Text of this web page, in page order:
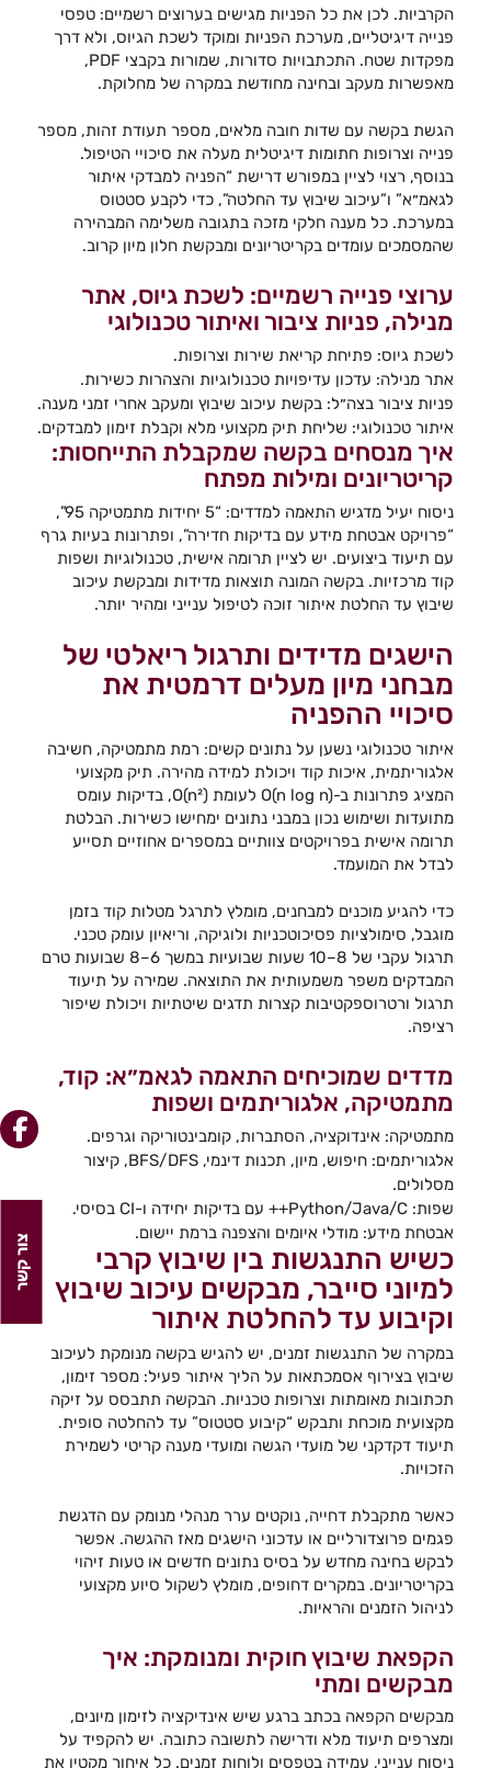
צור קשר
הקרביות. לכן את כל הפניות מגישים בערוצים רשמיים: טפסי
פנייה דיגיטליים, מערכת הפניות ומוקד לשכת הגיוס, ולא דרך
מפקדות שטח. התכתבויות סדורות, שמורות בקבצי PDF,
מאפשרות מעקב ובחינה מחודשת במקרה של מחלוקת.
הגשת בקשה עם שדות חובה מלאים, מספר תעודת זהות, מספר
פנייה וצרופות חתומות דיגיטלית מעלה את סיכויי הטיפול.
בנוסף, רצוי לציין במפורש דרישת “הפניה למבדקי איתור
לגאמ״א” ו”עיכוב שיבוץ עד החלטה”, כדי לקבע סטטוס
במערכת. כל מענה חלקי מזכה בתגובה משלימה המבהירה
שהמסמכים עומדים בקריטריונים ומבקשת חלון מיון קרוב.
ערוצי פנייה רשמיים: לשכת גיוס, אתר
מנילה, פניות ציבור ואיתור טכנולוגי
לשכת גיוס: פתיחת קריאת שירות וצרופות.
אתר מנילה: עדכון עדיפויות טכנולוגיות והצהרות כשירות.
פניות ציבור בצה״ל: בקשת עיכוב שיבוץ ומעקב אחרי זמני מענה.
איתור טכנולוגי: שליחת תיק מקצועי מלא וקבלת זימון למבדקים.
איך מנסחים בקשה שמקבלת התייחסות:
קריטריונים ומילות מפתח
ניסוח יעיל מדגיש התאמה למדדים: “5 יחידות מתמטיקה 95”,
“פרויקט אבטחת מידע עם בדיקות חדירה”, ופתרונות בעיות גרף
עם תיעוד ביצועים. יש לציין תרומה אישית, טכנולוגיות ושפות
קוד מרכזיות. בקשה המונה תוצאות מדידות ומבקשת עיכוב
שיבוץ עד החלטת איתור זוכה לטיפול ענייני ומהיר יותר.
הישגים מדידים ותרגול ריאלטי של
מבחני מיון מעלים דרמטית את
סיכויי ההפניה
איתור טכנולוגי נשען על נתונים קשים: רמת מתמטיקה, חשיבה
אלגוריתמית, איכות קוד ויכולת למידה מהירה. תיק מקצועי
המציג פתרונות ב-O(n log n) לעומת O(n²), בדיקות עומס
מתועדות ושימוש נכון במבני נתונים ימחישו כשירות. הבלטת
תרומה אישית בפרויקטים צוותיים במספרים אחוזיים תסייע
לבדל את המועמד.
כדי להגיע מוכנים למבחנים, מומלץ לתרגל מטלות קוד בזמן
מוגבל, סימולציות פסיכוטכניות ולוגיקה, וריאיון עומק טכני.
תרגול עקבי של 8–10 שעות שבועיות במשך 6–8 שבועות טרם
המבדקים משפר משמעותית את התוצאה. שמירה על תיעוד
תרגול ורטרוספקטיבות קצרות תדגים שיטתיות ויכולת שיפור
רציפה.
מדדים שמוכיחים התאמה לגאמ״א: קוד,
מתמטיקה, אלגוריתמים ושפות
מתמטיקה: אינדוקציה, הסתברות, קומבינטוריקה וגרפים.
אלגוריתמים: חיפוש, מיון, תכנות דינמי, BFS/DFS, קיצור
מסלולים.
שפות: Python/Java/C++ עם בדיקות יחידה ו-CI בסיסי.
אבטחת מידע: מודלי איומים והצפנה ברמת יישום.
כשיש התנגשות בין שיבוץ קרבי
למיוני סייבר, מבקשים עיכוב שיבוץ
וקיבוע עד להחלטת איתור
במקרה של התנגשות זמנים, יש להגיש בקשה מנומקת לעיכוב
שיבוץ בצירוף אסמכתאות על הליך איתור פעיל: מספר זימון,
תכתובות מאומתות וצרופות טכניות. הבקשה תתבסס על זיקה
מקצועית מוכחת ותבקש “קיבוע סטטוס” עד להחלטה סופית.
תיעוד דקדקני של מועדי הגשה ומועדי מענה קריטי לשמירת
הזכויות.
כאשר מתקבלת דחייה, נוקטים ערר מנהלי מנומק עם הדגשת
פגמים פרוצדורליים או עדכוני הישגים מאז ההגשה. אפשר
לבקש בחינה מחדש על בסיס נתונים חדשים או טעות זיהוי
בקריטריונים. במקרים דחופים, מומלץ לשקול סיוע מקצועי
לניהול הזמנים והראיות.
הקפאת שיבוץ חוקית ומנומקת: איך
מבקשים ומתי
מבקשים הקפאה בכתב ברגע שיש אינדיקציה לזימון מיונים,
ומצרפים תיעוד מלא ודרישה לתשובה כתובה. יש להקפיד על
ניסוח ענייני, עמידה בטפסים ולוחות זמנים. כל איחור מקטין את